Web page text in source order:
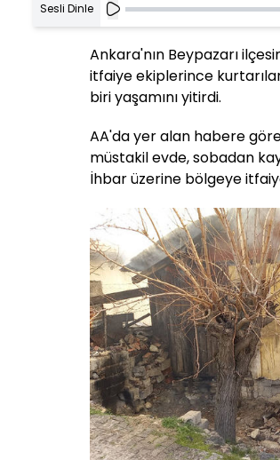
Sesli Dinle
Ankara'nın Beypazarı
itfaiye ekiplerince
biri yaşamını yitirdi.
AA'da yer alan habere
müstakil evde, sobadan
İhbar üzerine bölgeye